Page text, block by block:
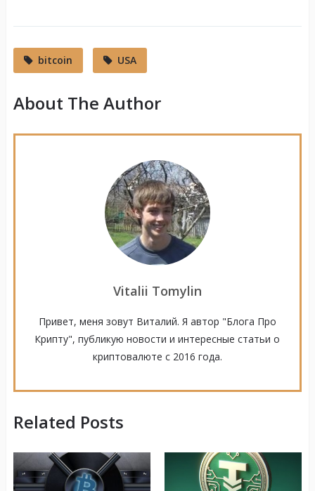
bitcoin USA
About The Author
Vitalii Tomylin
Привет, меня зовут Виталий. Я автор "Блога Про
Крипту", публикую новости и интересные статьи о
криптовалюте с 2016 года.
Related Posts